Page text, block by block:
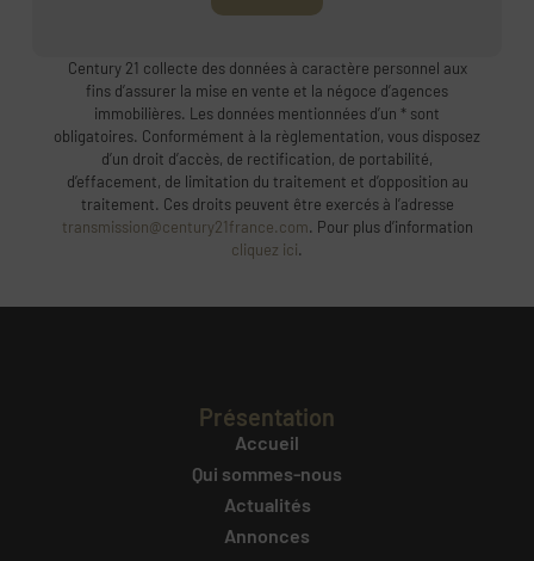
Century 21 collecte des données à caractère personnel aux
fins d’assurer la mise en vente et la négoce d’agences
immobilières. Les données mentionnées d’un * sont
obligatoires. Conformément à la règlementation, vous disposez
d’un droit d’accès, de rectification, de portabilité,
d’effacement, de limitation du traitement et d’opposition au
traitement. Ces droits peuvent être exercés à l’adresse
transmission@century21france.com. Pour plus d’information
cliquez ici.
Présentation
Accueil
Qui sommes-nous
Actualités
Annonces